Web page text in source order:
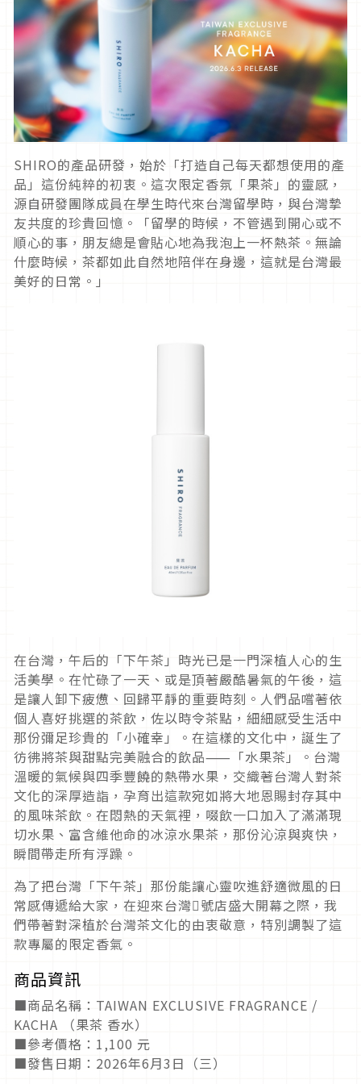
SHIRO的產品研發，始於「打造自己每天都想使用的產
品」這份純粹的初衷。這次限定香氛「果茶」的靈感，
源自研發團隊成員在學生時代來台灣留學時，與台灣摯
友共度的珍貴回憶。「留學的時候，不管遇到開心或不
順心的事，朋友總是會貼心地為我泡上一杯熱茶。無論
什麼時候，茶都如此自然地陪伴在身邊，這就是台灣最
美好的日常。」
在台灣，午后的「下午茶」時光已是一門深植人心的生
活美學。在忙碌了一天、或是頂著嚴酷暑氣的午後，這
是讓人卸下疲憊、回歸平靜的重要時刻。人們品嚐著依
個人喜好挑選的茶飲，佐以時令茶點，細細感受生活中
那份彌足珍貴的「小確幸」。在這樣的文化中，誕生了
彷彿將茶與甜點完美融合的飲品⸺「水果茶」。台灣
溫暖的氣候與四季豐饒的熱帶水果，交織著台灣人對茶
文化的深厚造詣，孕育出這款宛如將大地恩賜封存其中
的風味茶飲。在悶熱的天氣裡，啜飲一口加入了滿滿現
切水果、富含維他命的冰涼水果茶，那份沁涼與爽快，
瞬間帶走所有浮躁。
為了把台灣「下午茶」那份能讓心靈吹進舒適微風的日
常感傳遞給大家，在迎來台灣􏛀號店盛大開幕之際，我
們帶著對深植於台灣茶文化的由衷敬意，特別調製了這
款專屬的限定香氣。
商品資訊
■商品名稱：TAIWAN EXCLUSIVE FRAGRANCE /
KACHA （果茶 香水）
■參考價格：1,100 元
■發售日期：2026年6月3日（三）